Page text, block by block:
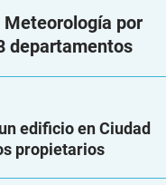
Meteorología por
departamentos
edificio en Ciudad
propietarios